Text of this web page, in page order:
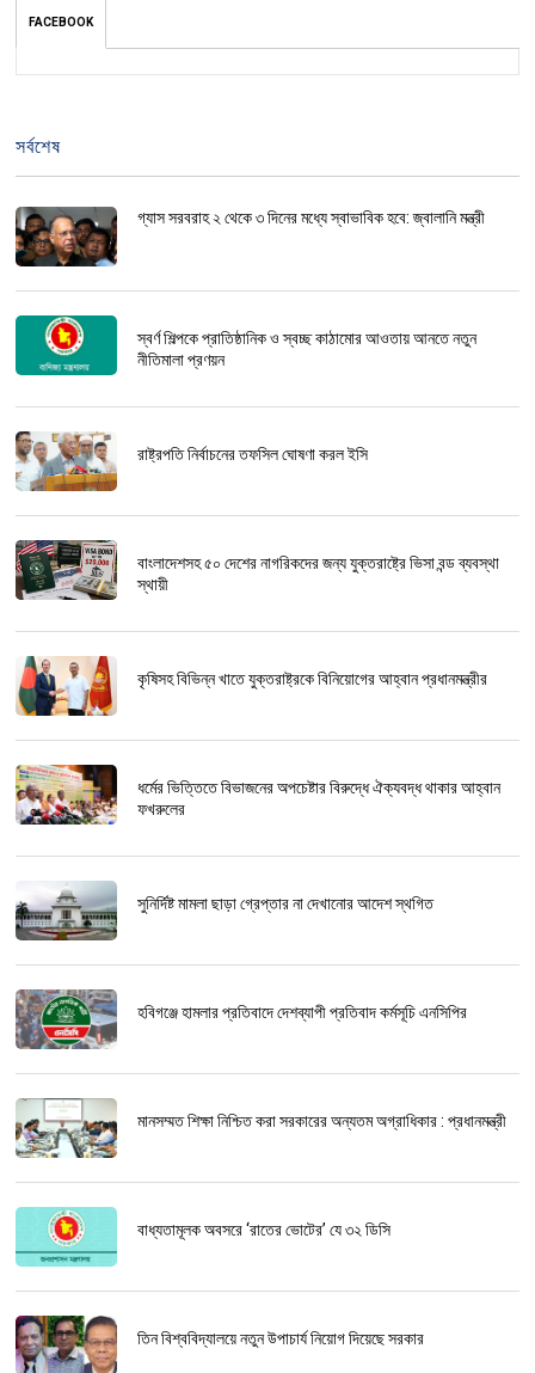
FACEBOOK
সর্বশেষ
গ্যাস সরবরাহ ২ থেকে ৩ দিনের মধ্যে স্বাভাবিক হবে: জ্বালানি মন্ত্রী
স্বর্ণ শিল্পকে প্রাতিষ্ঠানিক ও স্বচ্ছ কাঠামোর আওতায় আনতে নতুন
নীতিমালা প্রণয়ন
রাষ্ট্রপতি নির্বাচনের তফসিল ঘোষণা করল ইসি
বাংলাদেশসহ ৫০ দেশের নাগরিকদের জন্য যুক্তরাষ্ট্রে ভিসা বন্ড ব্যবস্থা
স্থায়ী
কৃষিসহ বিভিন্ন খাতে যুক্তরাষ্ট্রকে বিনিয়োগের আহ্বান প্রধানমন্ত্রীর
ধর্মের ভিত্তিতে বিভাজনের অপচেষ্টার বিরুদ্ধে ঐক্যবদ্ধ থাকার আহ্বান
ফখরুলের
সুনির্দিষ্ট মামলা ছাড়া গ্রেপ্তার না দেখানোর আদেশ স্থগিত
হবিগঞ্জে হামলার প্রতিবাদে দেশব্যাপী প্রতিবাদ কর্মসূচি এনসিপির
মানসম্মত শিক্ষা নিশ্চিত করা সরকারের অন্যতম অগ্রাধিকার : প্রধানমন্ত্রী
বাধ্যতামূলক অবসরে ‘রাতের ভোটের’ যে ৩২ ডিসি
তিন বিশ্ববিদ্যালয়ে নতুন উপাচার্য নিয়োগ দিয়েছে সরকার